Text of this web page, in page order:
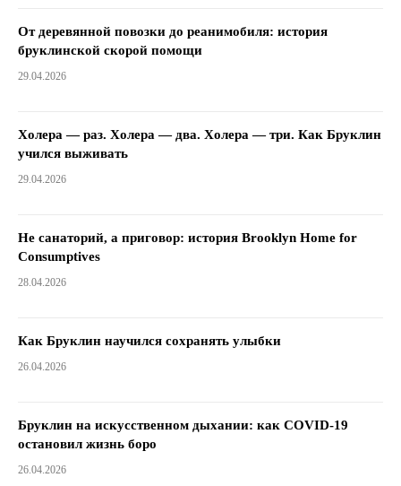
От деревянной повозки до реанимобиля: история
бруклинской скорой помощи
29.04.2026
Холера — раз. Холера — два. Холера — три. Как Бруклин
учился выживать
29.04.2026
Не санаторий, а приговор: история Brooklyn Home for
Consumptives
28.04.2026
Как Бруклин научился сохранять улыбки
26.04.2026
Бруклин на искусственном дыхании: как COVID-19
остановил жизнь боро
26.04.2026